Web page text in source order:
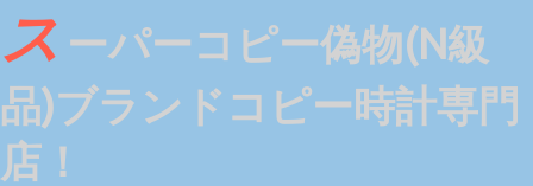
ス ーパーコピー偽物(N級
品)ブランドコピー時計専門
店！